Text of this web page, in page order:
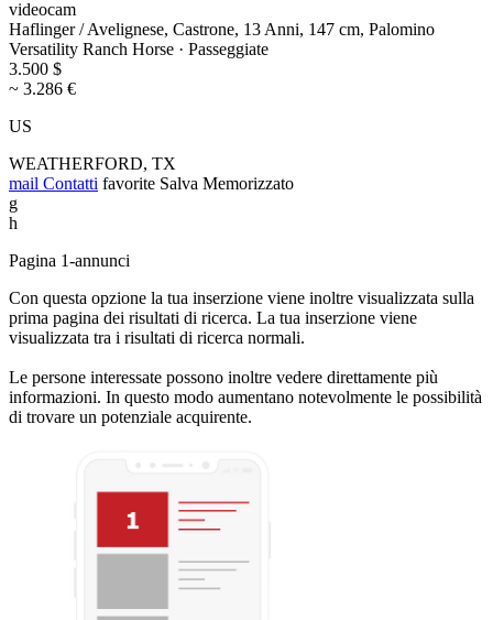
videocam
Haflinger / Avelignese, Castrone, 13 Anni, 147 cm, Palomino
Versatility Ranch Horse · Passeggiate
3.500 $
~ 3.286 €
US
WEATHERFORD, TX
mail Contatti favorite Salva Memorizzato
g
h
Pagina 1-annunci
Con questa opzione la tua inserzione viene inoltre visualizzata sulla
prima pagina dei risultati di ricerca. La tua inserzione viene
visualizzata tra i risultati di ricerca normali.
Le persone interessate possono inoltre vedere direttamente più
informazioni. In questo modo aumentano notevolmente le possibilità
di trovare un potenziale acquirente.